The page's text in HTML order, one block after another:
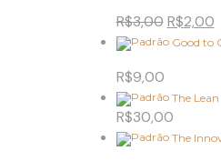
R$3,00 R$2,00
Good to
R$9,00
The
R$30,00
The